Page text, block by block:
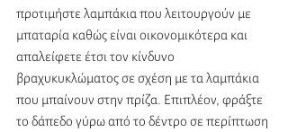
προτιμήστε λαμπάκια που λειτουργούν με
μπαταρία καθώς είναι οικονομικότερα και
απαλείφετε έτσι τον κίνδυνο
βραχυκυκλώματος σε σχέση με τα λαμπάκια
που μπαίνουν στην πρίζα. Επιπλέον, φράξτε
το δάπεδο γύρω από το δέντρο σε περίπτωση